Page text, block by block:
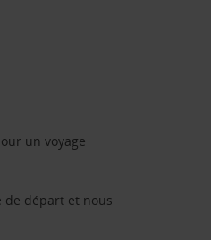
un voyage
de départ et nous